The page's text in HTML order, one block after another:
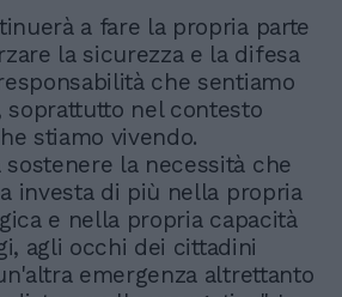
a fare la propria parte
la sicurezza e la difesa
che sentiamo
soprattutto nel contesto
stiamo vivendo.
la necessità che
investa di più nella propria
e nella propria capacità
agli occhi dei cittadini
emergenza altrettanto